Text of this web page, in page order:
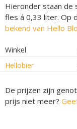
Hieronder staan de
fles á 0,33 liter. Op
bekend van Hello
Winkel
Hellobier
De prijzen zijn
prijs niet meer?